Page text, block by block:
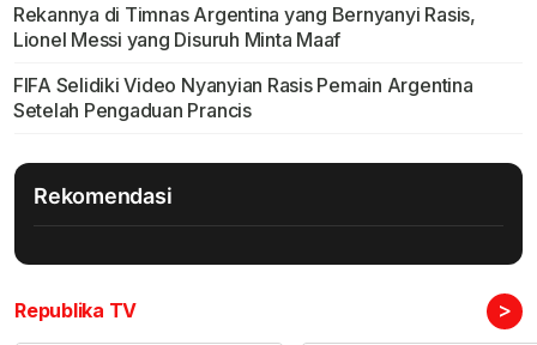
Rekannya di Timnas Argentina yang Bernyanyi Rasis,
Lionel Messi yang Disuruh Minta Maaf
FIFA Selidiki Video Nyanyian Rasis Pemain Argentina
Setelah Pengaduan Prancis
Rekomendasi
Republika TV >